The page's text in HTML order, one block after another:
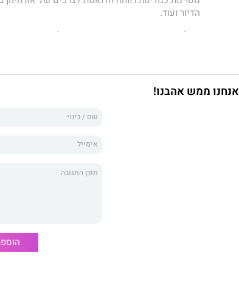
הדיור ועוד.
אבל האם התפיסה הזאת, המובנת מאליה בעיני
והאם, לאחר עשרות שנים של ניסיון מצטבר, לא כדאי
בספרם סוציאליזם חזירי מנסים משה יאנובסקי
למעשה את כל הסממנים של הסוציאליזם הקלאסי:
איליה זטקובצקי, חוקר במוסד שמואל נאמן למחקר
אנחנו ממש אהבנו!